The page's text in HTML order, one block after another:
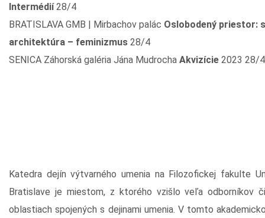
Intermédií28/4
BRATISLAVA GMB | Mirbachov palác Oslobodený priestor:
architektúra – feminizmus 28/4
SENICA Záhorská galéria Jána Mudrocha Akvizície 2023 28/4
Katedra dejín výtvarného umenia na Filozofickej fakulte
Bratislave je miestom, z ktorého vzišlo veľa odborníkov
oblastiach spojených s dejinami umenia. V tomto